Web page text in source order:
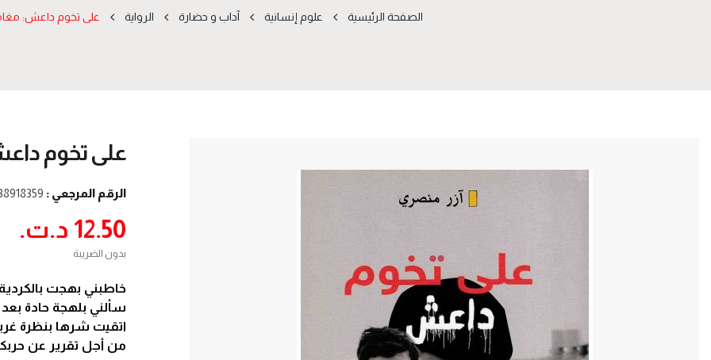
الصفحة الرئيسية علوم إنسانية آداب و حضارة الرواية على تخوم داعش:
على تخوم
الرقم المرجعي :
12.50 د.ت.‏
بدون الضريبة
خاطبني بهجت
سألني بلهجة حادة بعد
اتقيت شرها بنظرة
من أجل تقرير عن